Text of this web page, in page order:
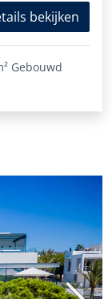
bekijken
Gebouwd